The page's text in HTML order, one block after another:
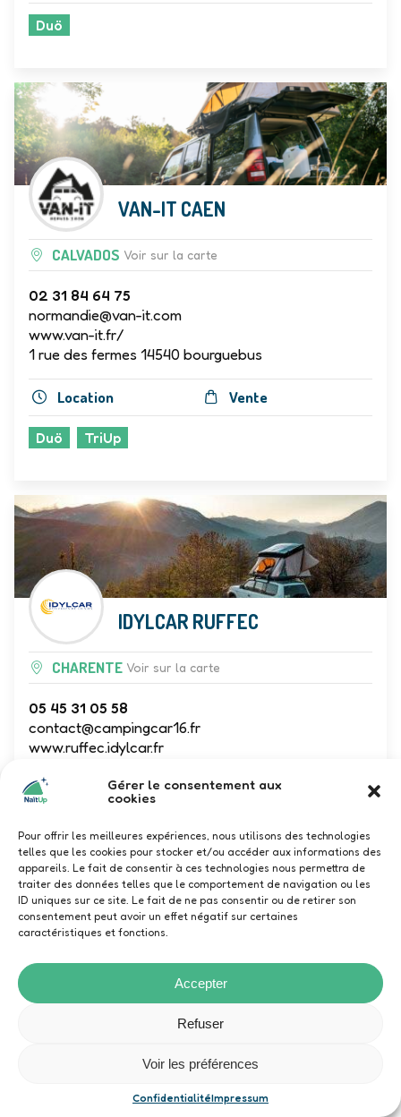
Gérer le consentement aux
cookies
Pour offrir les meilleures expériences, nous utilisons des technologies
telles que les cookies pour stocker et/ou accéder aux informations des
appareils. Le fait de consentir à ces technologies nous permettra de
traiter des données telles que le comportement de navigation ou les
ID uniques sur ce site. Le fait de ne pas consentir ou de retirer son
consentement peut avoir un effet négatif sur certaines
caractéristiques et fonctions.
Accepter
Refuser
Voir les préférences
ConfidentialitéImpressum
Duö
VAN-IT CAEN
CALVADOS Voir sur la carte
02 31 84 64 75
normandie@van-it.com
www.van-it.fr/
1 rue des fermes 14540 bourguebus
Location Vente
Duö TriUp
IDYLCAR RUFFEC
CHARENTE Voir sur la carte
05 45 31 05 58
contact@campingcar16.fr
www.ruffec.idylcar.fr
Ruffec, Route de Montjean, Ruffec,
France
Vente
Duö
SCM65 AVENTURE